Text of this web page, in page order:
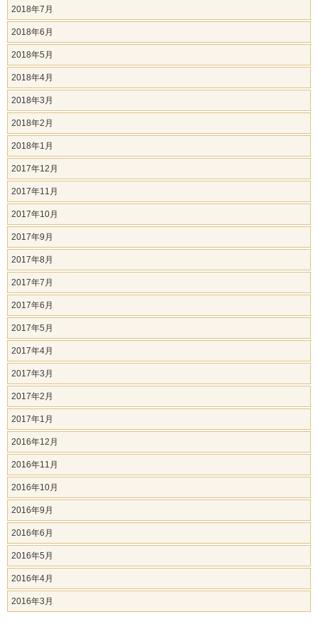
2018年7月
2018年6月
2018年5月
2018年4月
2018年3月
2018年2月
2018年1月
2017年12月
2017年11月
2017年10月
2017年9月
2017年8月
2017年7月
2017年6月
2017年5月
2017年4月
2017年3月
2017年2月
2017年1月
2016年12月
2016年11月
2016年10月
2016年9月
2016年6月
2016年5月
2016年4月
2016年3月